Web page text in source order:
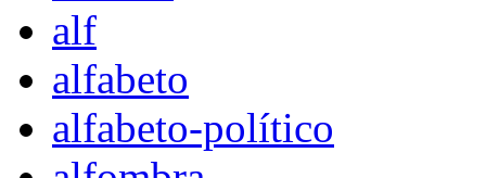
alf
alfabeto
alfabeto-político